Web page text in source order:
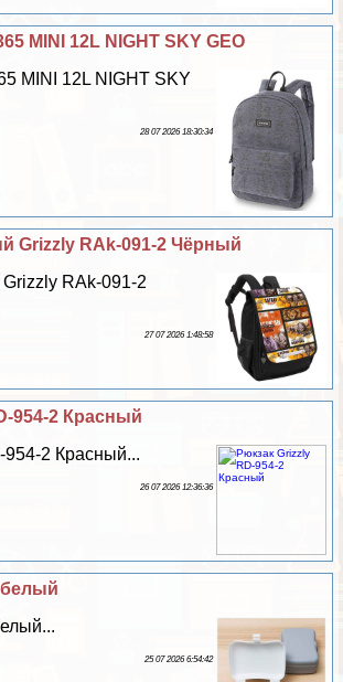
MINI 12L NIGHT SKY GEO
MINI 12L NIGHT SKY
28 07 2026 18:30:34
Grizzly RAk-091-2 Чёрный
RAk-091-2
27 07 2026 1:48:58
954-2 Красный
954-2 Красный...
26 07 2026 12:36:36
белый
25 07 2026 6:54:42